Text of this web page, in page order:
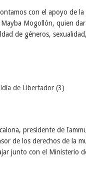
con el apoyo de
Mogollón, quien
de géneros,
presidente de
de los derechos de la
junto con el Ministerio